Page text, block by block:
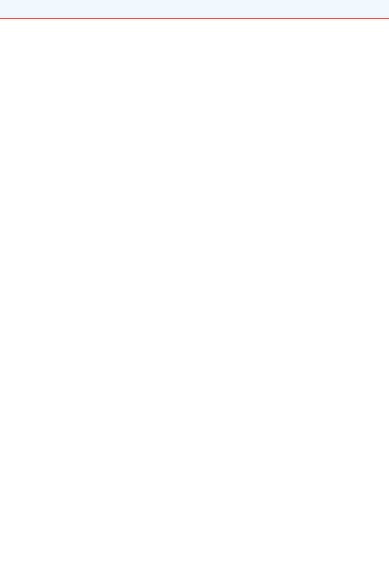
坊-淮
【保
庆赶
格
股
道-和
营注册
用信息